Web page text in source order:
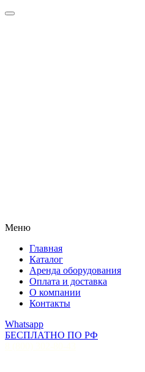
Меню
Главная
Каталог
Аренда оборудования
Оплата и доставка
О компании
Контакты
Whatsapp
БЕСПЛАТНО ПО РФ